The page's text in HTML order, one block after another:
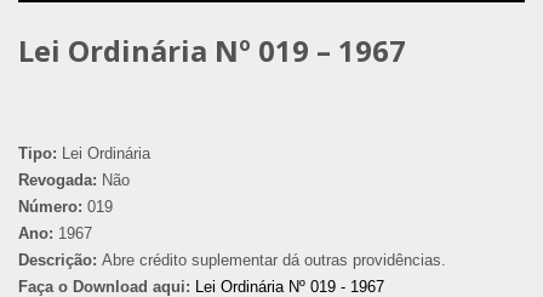
Lei Ordinária Nº 019 – 1967
Tipo: Lei Ordinária
Revogada: Não
Número: 019
Ano: 1967
Descrição: Abre crédito suplementar dá outras providências.
Faça o Download aqui: Lei Ordinária Nº 019 - 1967